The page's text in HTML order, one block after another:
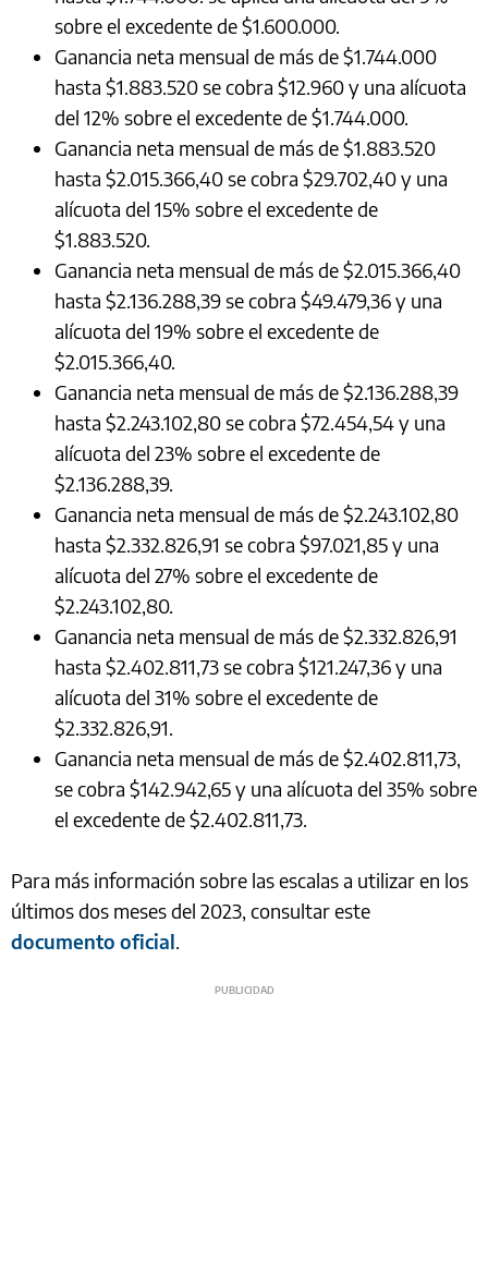
sobre el excedente de $1.600.000.
Ganancia neta mensual de más de $1.744.000
hasta $1.883.520 se cobra $12.960 y una alícuota
del 12% sobre el excedente de $1.744.000.
Ganancia neta mensual de más de $1.883.520
hasta $2.015.366,40 se cobra $29.702,40 y una
alícuota del 15% sobre el excedente de
$1.883.520.
Ganancia neta mensual de más de $2.015.366,40
hasta $2.136.288,39 se cobra $49.479,36 y una
alícuota del 19% sobre el excedente de
$2.015.366,40.
Ganancia neta mensual de más de $2.136.288,39
hasta $2.243.102,80 se cobra $72.454,54 y una
alícuota del 23% sobre el excedente de
$2.136.288,39.
Ganancia neta mensual de más de $2.243.102,80
hasta $2.332.826,91 se cobra $97.021,85 y una
alícuota del 27% sobre el excedente de
$2.243.102,80.
Ganancia neta mensual de más de $2.332.826,91
hasta $2.402.811,73 se cobra $121.247,36 y una
alícuota del 31% sobre el excedente de
$2.332.826,91.
Ganancia neta mensual de más de $2.402.811,73,
se cobra $142.942,65 y una alícuota del 35% sobre
el excedente de $2.402.811,73.
Para más información sobre las escalas a utilizar en los
últimos dos meses del 2023, consultar este
documento oficial.